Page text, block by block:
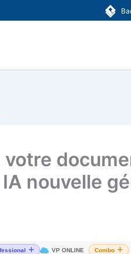
nouvelle
VP ONLINE Combo